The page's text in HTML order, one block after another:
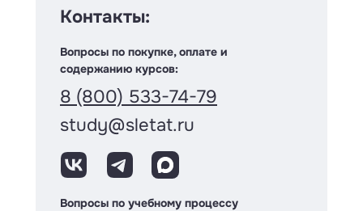
Контакты:
8 (800) 533-74-79
study@sletat.ru
Вопросы по покупке, оплате и
содержанию курсов:
Вопросы по учебному процессу